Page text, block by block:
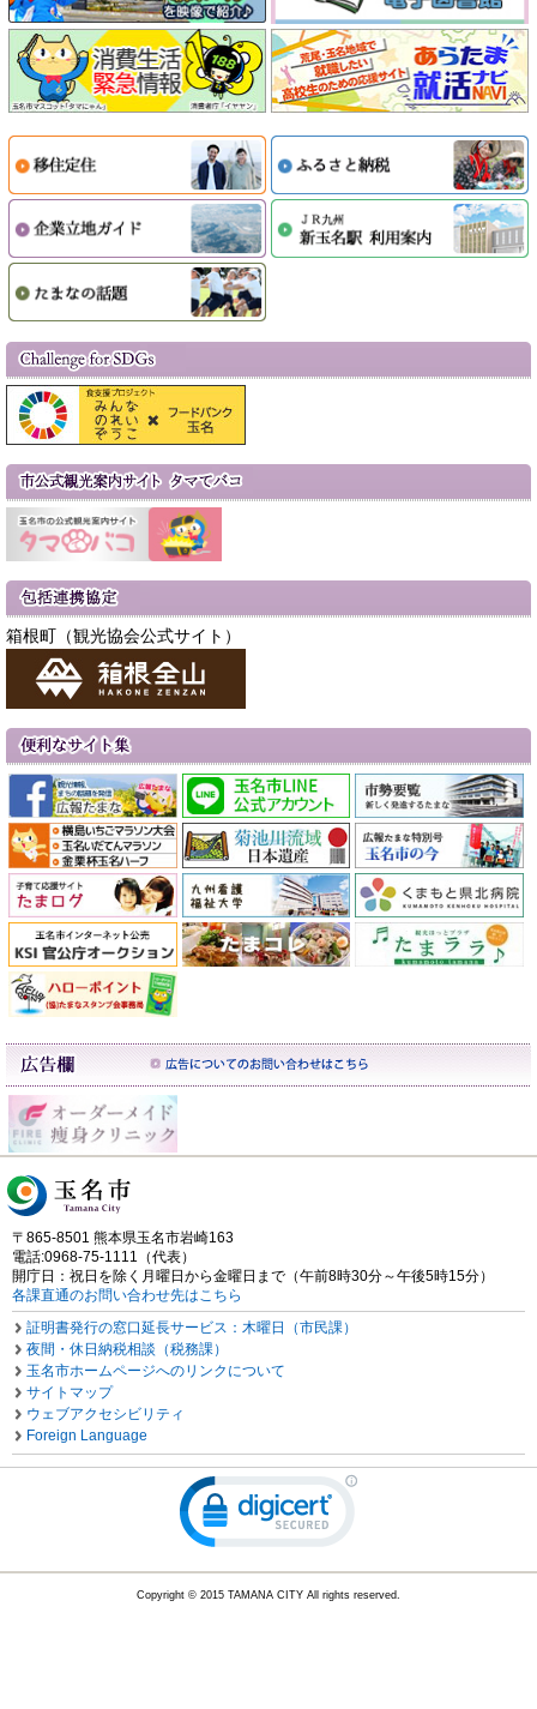
箱根町（観光協会公式サイト）
〒865-8501 熊本県玉名市岩崎163
電話:0968-75-1111（代表）
開庁日：祝日を除く月曜日から金曜日まで（午前8時30分～午後5時15分）
各課直通のお問い合わせ先はこちら
証明書発行の窓口延長サービス：木曜日（市民課）
夜間・休日納税相談（税務課）
玉名市ホームページへのリンクについて
サイトマップ
ウェブアクセシビリティ
Foreign Language
Copyright © 2015 TAMANA CITY All rights reserved.